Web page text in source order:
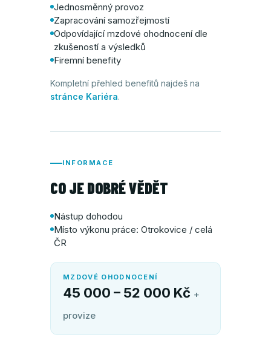
Jednosměnný provoz
Zapracování samozřejmostí
Odpovídající mzdové ohodnocení dle
zkušeností a výsledků
Firemní benefity
Kompletní přehled benefitů najdeš na
stránce Kariéra.
INFORMACE
CO JE DOBRÉ VĚDĚT
Nástup dohodou
Místo výkonu práce: Otrokovice / celá
ČR
MZDOVÉ OHODNOCENÍ
45 000 – 52 000 Kč +
provize